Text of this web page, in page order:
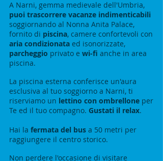
A Narni, gemma medievale dell'Umbria,
puoi trascorrere vacanze indimenticabili
soggiornando al Nonna Anita Palace,
fornito di piscina, camere confortevoli con
aria condizionata ed isonorizzate,
parcheggio privato e wi-fi anche in area
piscina.
La piscina esterna conferisce un'aura
esclusiva al tuo soggiorno a Narni, ti
riserviamo un lettino con ombrellone per
Te ed il tuo compagno. Gustati il relax.
Hai la fermata del bus a 50 metri per
raggiungere il centro storico.
Non perdere l'occasione di visitare